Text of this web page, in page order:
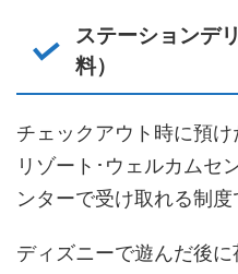
ステーションデ
料）
チェックアウト時に預
リゾート･ウェルカムセ
ンターで受け取れる制度
ディズニーで遊んだ後